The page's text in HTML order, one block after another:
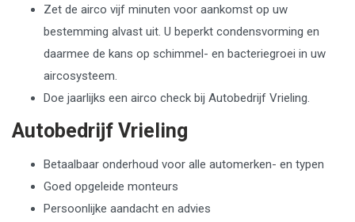
Zet de airco vijf minuten voor aankomst op uw
bestemming alvast uit. U beperkt condensvorming en
daarmee de kans op schimmel- en bacteriegroei in uw
aircosysteem.
Doe jaarlijks een airco check bij Autobedrijf Vrieling.
Autobedrijf Vrieling
Betaalbaar onderhoud voor alle automerken- en typen
Goed opgeleide monteurs
Persoonlijke aandacht en advies